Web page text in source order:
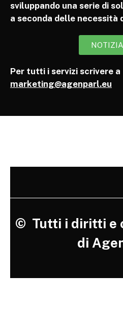
sviluppando una serie di
a seconda delle necessità
Per tutti i servizi scrivere a
marketing@agenparl.eu
© Tutti i diritti e
di